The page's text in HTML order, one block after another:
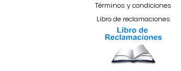
Términos y condiciones
Libro de reclamaciones